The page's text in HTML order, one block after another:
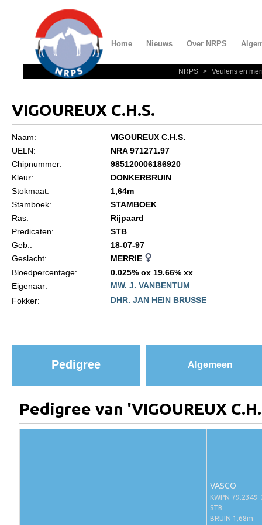
Home Nieuws Over NRPS
Over NRPS
Statuten en reglementen
Algemeen
Paardenpaspoort aanvragen
Informatie overschrijven paspoort
Animal Health Regulation
Gids voor Goede Praktijken
NRPS > Veulens en
VIGOUREUX C.H.S.
Naam:
VIGOUREUX C.H.S.
UELN:
NRA 971271.97
Chipnummer:
985120006186920
Kleur:
DONKERBRUIN
Stokmaat:
1,64m
Stamboek:
STAMBOEK
Ras:
Rijpaard
Predicaten:
STB
Geb.:
18-07-97
Geslacht:
MERRIE
Bloedpercentage:
0.025% ox 19.66% xx
Eigenaar:
MW. J. VANBENTUM
Fokker:
DHR. JAN HEIN BRUSSE
Pedigree Algemeen
Pedigree van 'VIGOUREUX
VASCO
KWPN 79.2349
STB
BRUIN 1,68m